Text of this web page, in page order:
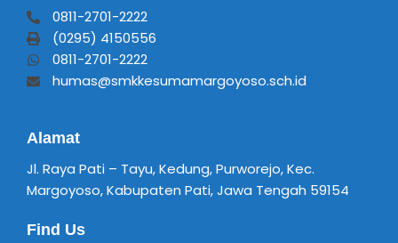
0811-2701-2222
(0295) 4150556
0811-2701-2222
humas@smkkesumamargoyoso.sch.id
Alamat
Jl. Raya Pati – Tayu, Kedung, Purworejo, Kec.
Margoyoso, Kabupaten Pati, Jawa Tengah 59154
Find Us